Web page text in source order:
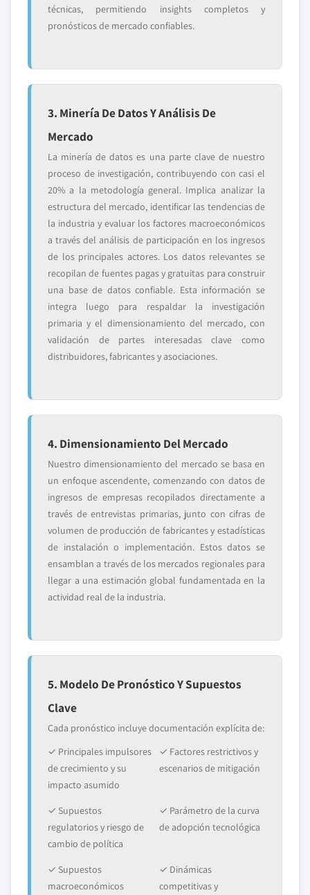
técnicas, permitiendo insights completos y
pronósticos de mercado confiables.
3. Minería De Datos Y Análisis De
Mercado
La minería de datos es una parte clave de nuestro
proceso de investigación, contribuyendo con casi el
20% a la metodología general. Implica analizar la
estructura del mercado, identificar las tendencias de
la industria y evaluar los factores macroeconómicos
a través del análisis de participación en los ingresos
de los principales actores. Los datos relevantes se
recopilan de fuentes pagas y gratuitas para construir
una base de datos confiable. Esta información se
integra luego para respaldar la investigación
primaria y el dimensionamiento del mercado, con
validación de partes interesadas clave como
distribuidores, fabricantes y asociaciones.
4. Dimensionamiento Del Mercado
Nuestro dimensionamiento del mercado se basa en
un enfoque ascendente, comenzando con datos de
ingresos de empresas recopilados directamente a
través de entrevistas primarias, junto con cifras de
volumen de producción de fabricantes y estadísticas
de instalación o implementación. Estos datos se
ensamblan a través de los mercados regionales para
llegar a una estimación global fundamentada en la
actividad real de la industria.
5. Modelo De Pronóstico Y Supuestos
Clave
Cada pronóstico incluye documentación explícita de:
✓ Principales impulsores
de crecimiento y su
impacto asumido
✓ Factores restrictivos y
escenarios de mitigación
✓ Supuestos
regulatorios y riesgo de
cambio de política
✓ Parámetro de la curva
de adopción tecnológica
✓ Supuestos
macroeconómicos
✓ Dinámicas
competitivas y